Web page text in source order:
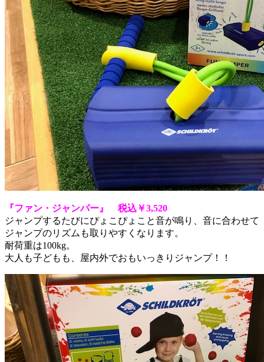
『ファン・ジャンパー』 税込￥3,520
ジャンプするたびにぴょこぴょこと音が鳴り、音に合わせて
ジャンプのリズムも取りやすくなります。
耐荷重は100kg。
大人も子どもも、屋内外でおもいっきりジャンプ！！